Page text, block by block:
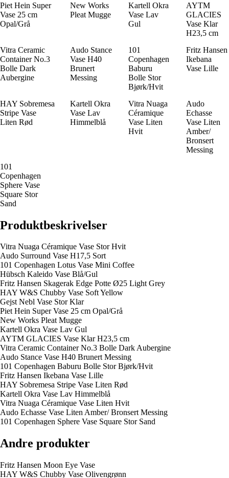
Piet Hein Super
Vase 25 cm
Opal/Grå
New Works
Pleat Mugge
Kartell Okra
Vase Lav
Gul
AYTM
GLACIES
Vase Klar
H23,5 cm
Vitra Ceramic
Container No.3
Bolle Dark
Aubergine
Audo Stance
Vase H40
Brunert
Messing
101
Copenhagen
Baburu
Bolle Stor
Bjørk/Hvit
Fritz Hansen
Ikebana
Vase Lille
HAY Sobremesa
Stripe Vase
Liten Rød
Kartell Okra
Vase Lav
Himmelblå
Vitra Nuaga
Céramique
Vase Liten
Hvit
Audo
Echasse
Vase Liten
Amber/
Bronsert
Messing
101
Copenhagen
Sphere Vase
Square Stor
Sand
Produktbeskrivelser
Vitra Nuaga Céramique Vase Stor Hvit
Audo Surround Vase H17,5 Sort
101 Copenhagen Lotus Vase Mini Coffee
Hübsch Kaleido Vase Blå/Gul
Fritz Hansen Skagerak Edge Potte Ø25 Light Grey
HAY W&S Chubby Vase Soft Yellow
Gejst Nebl Vase Stor Klar
Piet Hein Super Vase 25 cm Opal/Grå
New Works Pleat Mugge
Kartell Okra Vase Lav Gul
AYTM GLACIES Vase Klar H23,5 cm
Vitra Ceramic Container No.3 Bolle Dark Aubergine
Audo Stance Vase H40 Brunert Messing
101 Copenhagen Baburu Bolle Stor Bjørk/Hvit
Fritz Hansen Ikebana Vase Lille
HAY Sobremesa Stripe Vase Liten Rød
Kartell Okra Vase Lav Himmelblå
Vitra Nuaga Céramique Vase Liten Hvit
Audo Echasse Vase Liten Amber/ Bronsert Messing
101 Copenhagen Sphere Vase Square Stor Sand
Andre produkter
Fritz Hansen Moon Eye Vase
HAY W&S Chubby Vase Olivengrønn